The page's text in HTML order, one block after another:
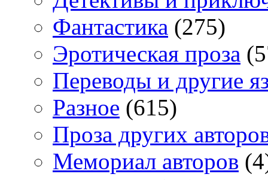
Фантастика (275)
Эротическая проза
Переводы и другие
Разное (615)
Проза других
Мемориал авторов